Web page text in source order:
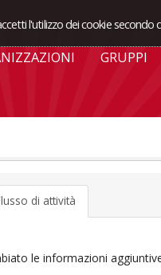
l'utilizzo dei cookie
GRUPPI
di attività
le informazioni